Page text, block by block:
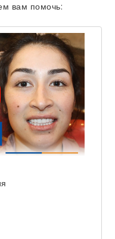
вам помочь:
Эко У Женщин в Индии
, Индия